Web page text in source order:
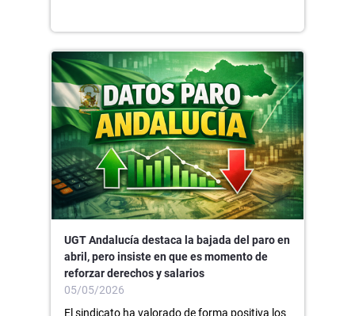
UGT Andalucía destaca la bajada del paro en
abril, pero insiste en que es momento de
reforzar derechos y salarios
05/05/2026
El sindicato ha valorado de forma positiva los